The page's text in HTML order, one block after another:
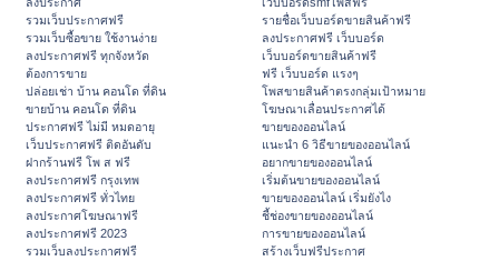
รวมเว็บประกาศฟรี
รวมเว็บซื้อขาย ใช้งานง่าย
ลงประกาศฟรี ทุกจังหวัด
ต้องการขาย
ปล่อยเช่า บ้าน คอนโด ที่ดิน
ขายบ้าน คอนโด ที่ดิน
ประกาศฟรี ไม่มี หมดอายุ
เว็บประกาศฟรี ติดอันดับ
ฝากร้านฟรี โพ ส ฟรี
ลงประกาศฟรี กรุงเทพ
ลงประกาศฟรี ทั่วไทย
ลงประกาศโฆษณาฟรี
ลงประกาศฟรี 2023
รวมเว็บลงประกาศฟรี
รายชื่อเว็บบอร์ดขายสินค้าฟรี
ลงประกาศฟรี เว็บบอร์ด
เว็บบอร์ดขายสินค้าฟรี
ฟรี เว็บบอร์ด แรงๆ
โพสขายสินค้าตรงกลุ่มเป้าหมาย
โฆษณาเลื่อนประกาศได้
ขายของออนไลน์
แนะนำ 6 วิธีขายของออนไลน์
อยากขายของออนไลน์
เริ่มต้นขายของออนไลน์
ขายของออนไลน์ เริ่มยังไง
ชี้ช่องขายของออนไลน์
การขายของออนไลน์
สร้างเว็บฟรีประกาศ